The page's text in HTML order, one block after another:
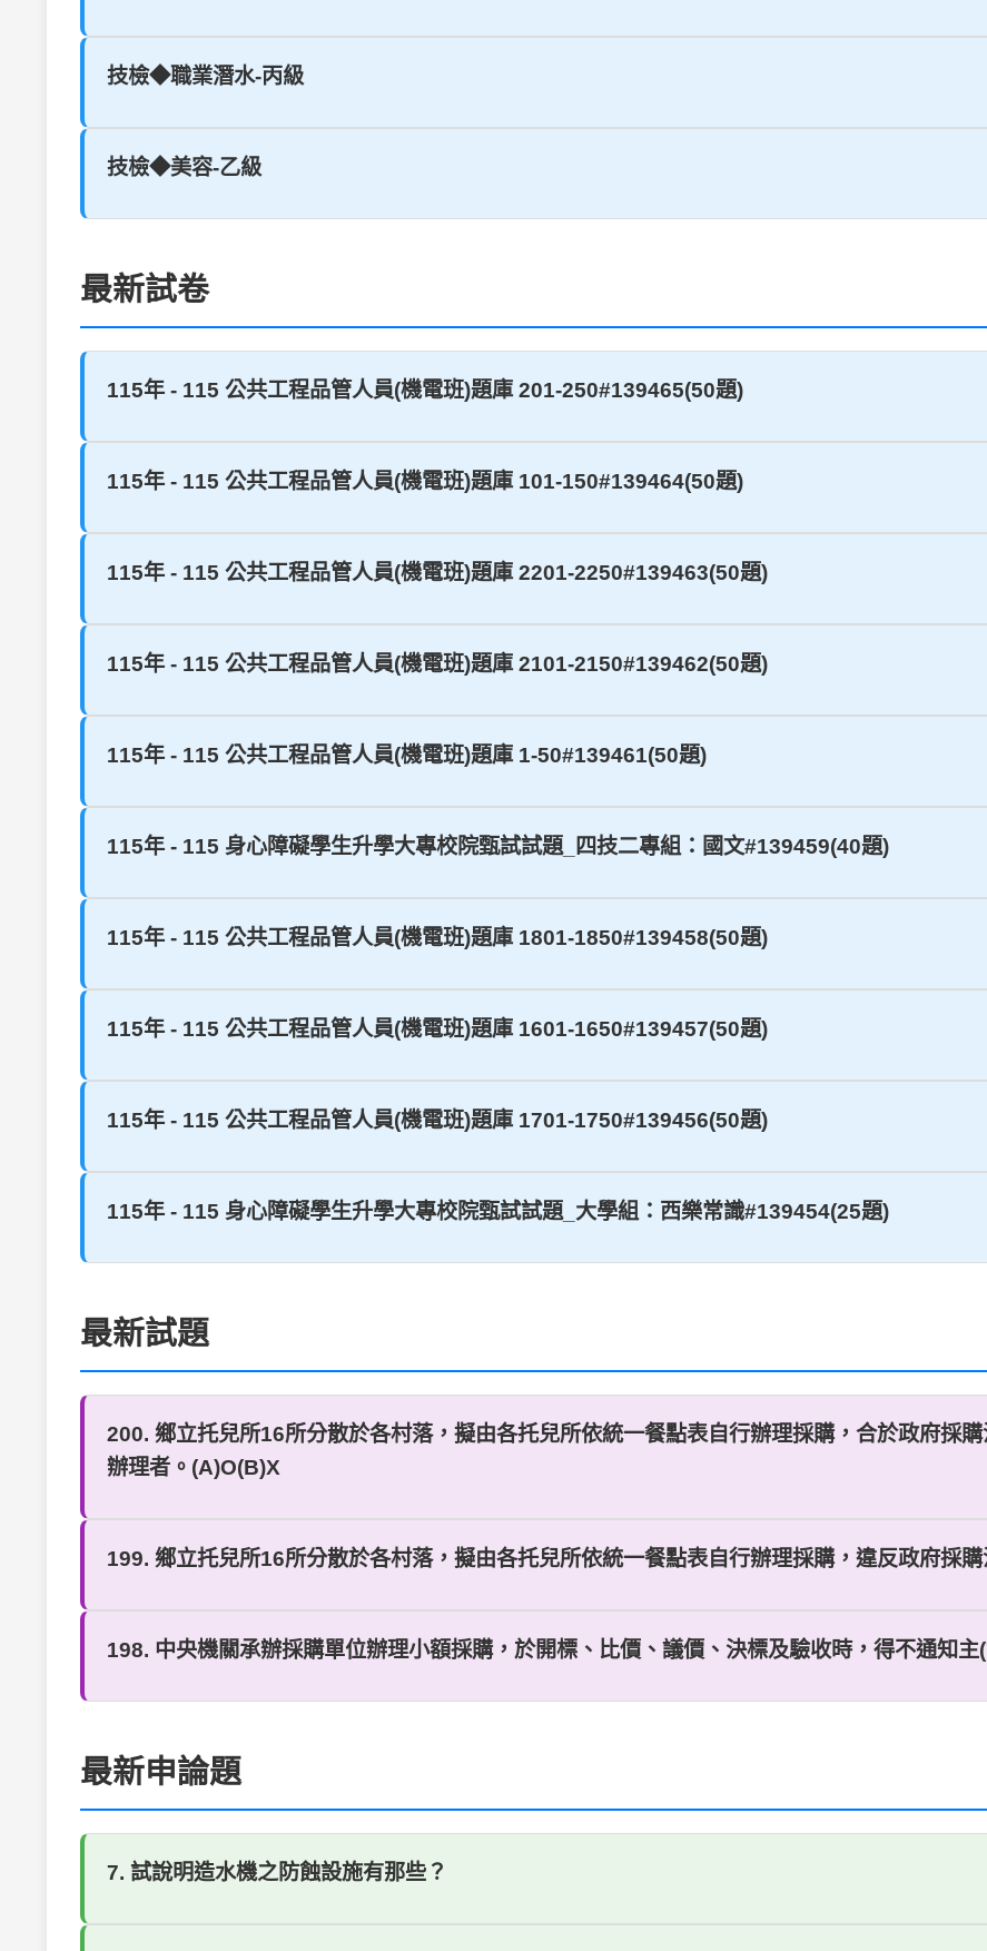
技檢◆職業潛水-丙級
技檢◆美容-乙級
最新試卷
115年 - 115 公共工程品管人員(機電班)題庫 201-250#139465(50題)
115年 - 115 公共工程品管人員(機電班)題庫 101-150#139464(50題)
115年 - 115 公共工程品管人員(機電班)題庫 2201-2250#139463(50題)
115年 - 115 公共工程品管人員(機電班)題庫 2101-2150#139462(50題)
115年 - 115 公共工程品管人員(機電班)題庫 1-50#139461(50題)
115年 - 115 身心障礙學生升學大專校院甄試試題_四技二專組：國文#139459(40題)
115年 - 115 公共工程品管人員(機電班)題庫 1801-1850#139458(50題)
115年 - 115 公共工程品管人員(機電班)題庫 1601-1650#139457(50題)
115年 - 115 公共工程品管人員(機電班)題庫 1701-1750#139456(50題)
115年 - 115 身心障礙學生升學大專校院甄試試題_大學組：西樂常識#139454(25題)
最新試題
200. 鄉立托兒所16所分散於各村落，擬由各托兒所依統一餐點表自行辦理採購，合於政府採
辦理者。(A)O(B)X
199. 鄉立托兒所16所分散於各村落，擬由各托兒所依統一餐點表自行辦理採購，違反政府採
198. 中央機關承辦採購單位辦理小額採購，於開標、比價、議價、決標及驗收時，得不通知
最新申論題
7. 試說明造水機之防蝕設施有那些？